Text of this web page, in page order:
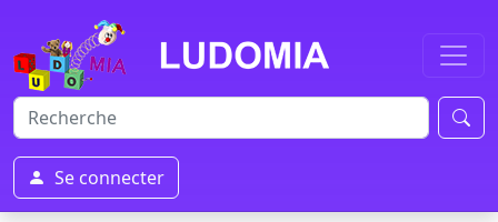
Se connecter